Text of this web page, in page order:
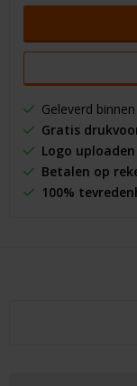
Geleverd binnen
Gratis
Logo uploaden
Betalen op
100%